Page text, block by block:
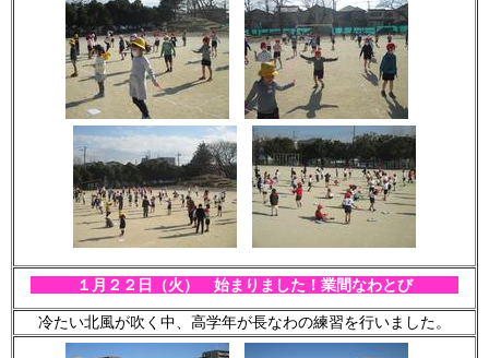
１月２２ 日（火） 始まりました！業間なわとび
冷たい北風が吹く中、高学年が長なわの練習を行いました。